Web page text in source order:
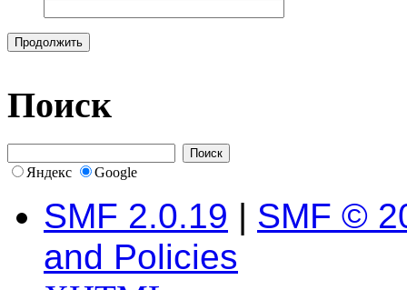
Поиск
Яндекс Google
SMF 2.0.19 | SMF ©
and Policies